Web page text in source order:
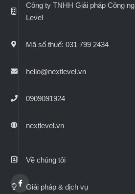
Công ty TNHH Giải pháp Công
Level
Mã số thuế: 031 799 2434
hello@nextlevel.vn
0909091924
nextlevel.vn
Về chúng tôi
Giải pháp & dịch vụ